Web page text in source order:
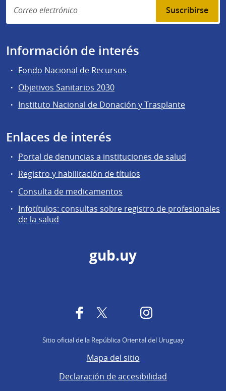
Suscribirse
Información de interés
Fondo Nacional de Recursos
Objetivos Sanitarios 2030
Instituto Nacional de Donación y Trasplante
Enlaces de interés
Portal de denuncias a instituciones de salud
Registro y habilitación de títulos
Consulta de medicamentos
Infotítulos: consultas sobre registro de profesionales
de la salud
gub.uy
Facebook YouTubeInstagram
Sitio oficial de la República Oriental del Uruguay
Mapa del sitio
Declaración de accesibilidad